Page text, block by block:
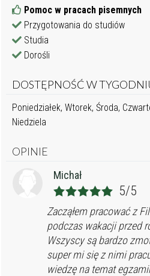
Pomoc w pracach pisemnych
Przygotowania do studiów
Studia
Dorośli
DOSTĘPNOŚĆ W
Poniedziałek, Wtorek, Środa,
Niedziela
OPINIE
Michał
5/5
Zacząłem pracować z
podczas wakacji przed
Wszyscy są bardzo
super mi się z nimi
wiedzę na temat